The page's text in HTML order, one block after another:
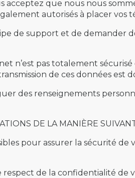
acceptez que nous nous
autorisés à placer vos
de support et de demander
n’est pas totalement
de ces données est
des renseignements
DE LA MANIÈRE
pour assurer la sécurité
de la confidentialité de